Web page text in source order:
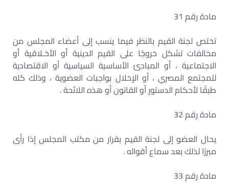
مادة رقم 31
تختص لجنة القيم بالنظر فيما ينسب إلى أعضاء المجلس من
مخالفات تشكل خروجًا على القيم الدينية أو الأخـلاقية أو
الاجتماعية ، أو المبادئ الأساسية السياسية أو الاقتصادية
للمجتمع المصري ، أو الإخلال بواجبات العضوية ، وذلك كله
طبقًا لأحكام الدستور أو القانون أو هذه اللائحة .
مادة رقم 32
يحال العضو إلى لجنة القيم بقرار من مكتب المجلس إذا رأى
مبررًا لذلك بعد سماع أقواله .
مادة رقم 33